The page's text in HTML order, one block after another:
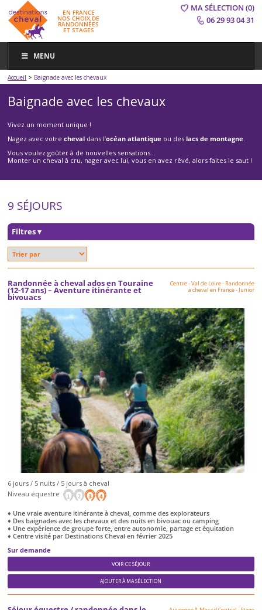
EN FRANCE
NOS CHOIX DE
RANDONNÉES
ET STAGES
MA SÉLECTION (0)
06 29 93 04 31
MENU
Accueil > Baignade avec les chevaux
Baignade avec les chevaux
Vivez un moment unique !
Nagez avec votrecheval dans l’océan atlantique ou deslacs de montagne
Vous voulez goûter à de nouvelles sensations…
Monter un cheval à cru, nager avec lui, vous en avez rêvé, alors faites le saut !
9 SÉJOURS
Filtres▾
Randonnée à cheval ados en Touraine
(12-17 ans) – Aventure itinérante et
bivouacs
Centre - Val de Loire- Randonnée
à cheval en France- Junior
6 jours / 5 nuits / 5 jours à cheval
Niveau équestre
♦ Une vraie aventure itinérante à cheval, comme des explorateurs
♦ Des baignades avec les chevaux et des nuits en bivouac ou camping
♦ Une expérience de groupe forte, entre autonomie, partage et équitation
♦ Centre visité par Destinations Cheval en février 2025
Sur demande
VOIR CE SÉJOUR
AJOUTER À MA SÉLECTION